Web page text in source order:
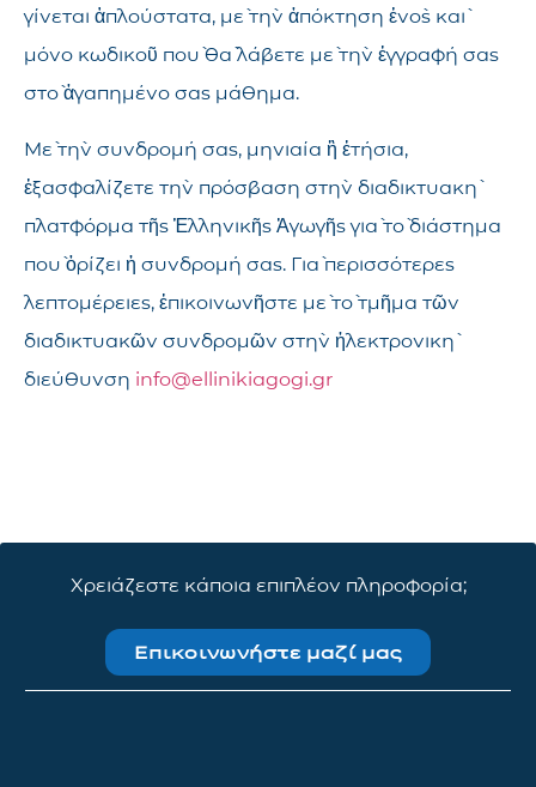
γίνεται ἁπλούστατα, μὲ τὴν ἀπόκτηση ἑνὸς καὶ
μόνο κωδικοῦ ποὺ θὰ λάβετε μὲ τὴν ἐγγραφή σας
στὸ ἀγαπημένο σας μάθημα.
Μὲ τὴν συνδρομή σας, μηνιαία ἢ ἐτήσια,
ἐξασφαλίζετε τὴν πρόσβαση στὴν διαδικτυακὴ
πλατφόρμα τῆς Ἑλληνικῆς Ἀγωγῆς γιὰ τὸ διάστημα
ποὺ ὁρίζει ἡ συνδρομή σας. Γιὰ περισσότερες
λεπτομέρειες, ἐπικοινωνῆστε μὲ τὸ τμῆμα τῶν
διαδικτυακῶν συνδρομῶν στὴν ἠλεκτρονικὴ
διεύθυνση info@ellinikiagogi.gr
Χρειάζεστε κάποια επιπλέον πληροφορία;
Επικοινωνήστε μαζί μας